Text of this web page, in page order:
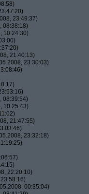
23:49:37)
08:38:18)
10:24:30)
21:40:13)
23:30:03)
08:39:54)
10:25:43)
21:47:55)
23:32:18)
22:20:10)
00:35:04)